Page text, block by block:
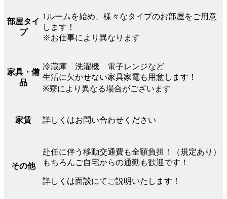
部屋タイ
プ
1ルームを始め、様々なタイプのお部屋をご用意
します！
※お仕事により異なります
家具・備
品
冷蔵庫 洗濯機 電子レンジなど
生活に欠かせない家具家電も用意します！
※寮により異なる場合がございます
家賃 詳しくはお問い合わせください
その他
赴任に伴う移動交通費も全額負担！（規定あり）
もちろんご自宅からの通勤も歓迎です！
詳しくは面談にてご説明いたします！